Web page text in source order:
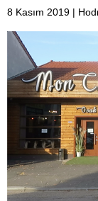
8 Kasım 2019 |